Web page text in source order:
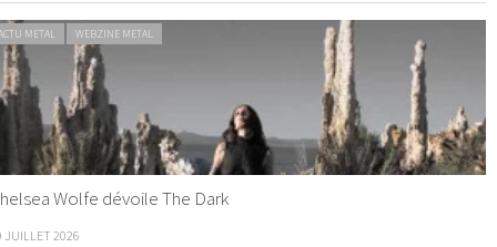
METAL WEBZINE METAL
Wolfe dévoile The Dark
JUILLET 2026